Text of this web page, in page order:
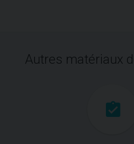
Autres matériaux